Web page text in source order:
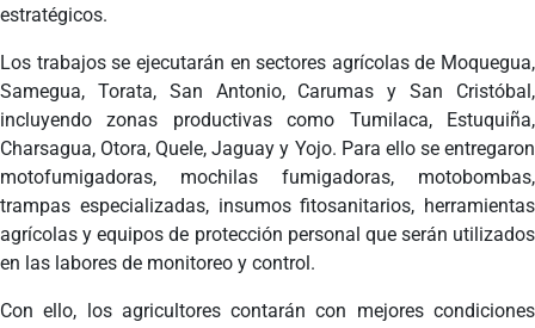
estratégicos.
Los trabajos se ejecutarán en sectores agrícolas de Moquegua,
Samegua, Torata, San Antonio, Carumas y San Cristóbal,
incluyendo zonas productivas como Tumilaca, Estuquiña,
Charsagua, Otora, Quele, Jaguay y Yojo. Para ello se entregaron
motofumigadoras, mochilas fumigadoras, motobombas,
trampas especializadas, insumos fitosanitarios, herramientas
agrícolas y equipos de protección personal que serán utilizados
en las labores de monitoreo y control.
Con ello, los agricultores contarán con mejores condiciones